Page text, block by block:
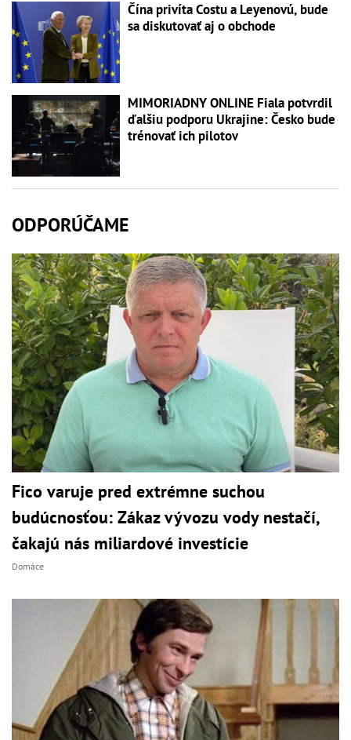
Čína privíta Costu a Leyenovú, bude
sa diskutovať aj o obchode
MIMORIADNY ONLINE Fiala potvrdil
ďalšiu podporu Ukrajine: Česko bude
trénovať ich pilotov
ODPORÚČAME
Fico varuje pred extrémne suchou
budúcnosťou: Zákaz vývozu vody nestačí,
čakajú nás miliardové investície
Domáce